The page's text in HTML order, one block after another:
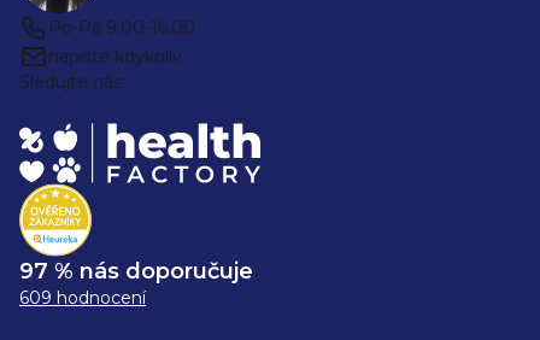
Po-Pá 9:00-16:00
napište kdykoliv
Sledujte nás:
97 % nás doporučuje
609 hodnocení